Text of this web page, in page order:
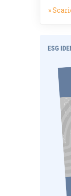
»
ESG